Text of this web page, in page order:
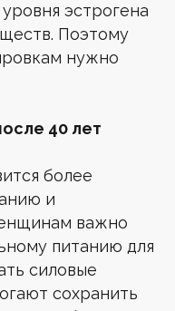
эстрогена
Поэтому
нужно
40 лет
более
и
важно
питанию для
силовые
сохранить